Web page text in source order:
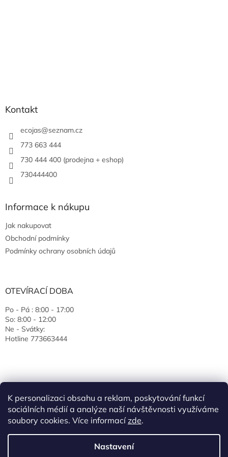
K personalizaci obsahu a reklam, poskytování funkcí
sociálních médií a analýze naší návštěvnosti využíváme
soubory cookies. Více informacízde.
Nastavení
Kontakt
ecojas@seznam.cz
773 663 444
730 444 400 (prodejna + eshop)
730444400
Informace k nákupu
Jak nakupovat
Obchodní podmínky
Podmínky ochrany osobních údajů
OTEVÍRACÍ DOBA
Po - Pá : 8:00 - 17:00
So: 8:00 - 12:00
Ne - Svátky:
Hotline 773663444